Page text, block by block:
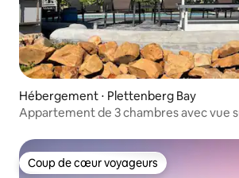
Hébergement ⋅ Plettenberg Bay
Appartement de 3 chambres avec vue
Coup de cœur voyageurs
Coup de cœur voyageurs